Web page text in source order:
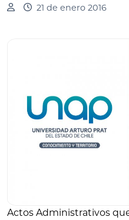
21 de enero 2016
Actos Administrativos